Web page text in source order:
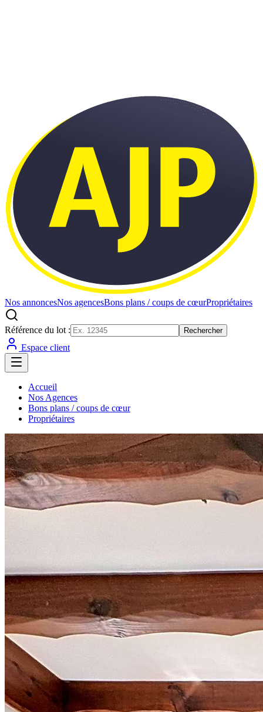
Nos annoncesNos agencesBons plans / coups de cœurPropriétaires
Référence du lot : Rechercher
Espace client
Accueil
Nos Agences
Bons plans / coups de cœur
Propriétaires